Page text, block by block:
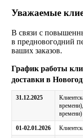
Уважаемые
В связи с
в предновогодний
ваших заказов.
График работы
доставки в
31.12.2025
времени)
01-02.01.2026